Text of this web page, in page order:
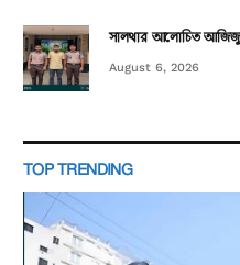
সালথার আলোচিত আজিজুর
August 6, 2026
TOP TRENDING